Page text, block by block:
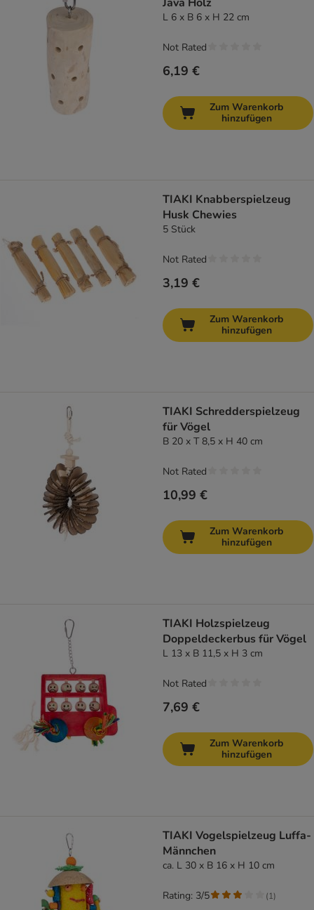
L 6 x B 6 x H 22 cm
6,19 €
Not Rated
Zum Warenkorb
hinzufügen
TIAKI Knabberspielzeug
Husk Chewies
5 Stück
3,19 €
Not Rated
Zum Warenkorb
hinzufügen
TIAKI Schredderspielzeug
für Vögel
B 20 x T 8,5 x H 40 cm
10,99 €
Not Rated
Zum Warenkorb
hinzufügen
TIAKI Holzspielzeug
Doppeldeckerbus für Vögel
L 13 x B 11,5 x H 3 cm
7,69 €
Not Rated
Zum Warenkorb
hinzufügen
TIAKI Vogelspielzeug Luffa-
Männchen
ca. L 30 x B 16 x H 10 cm
Rating: 3/5 (1)